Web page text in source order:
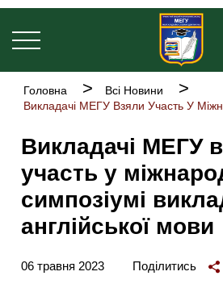
Перейти
до
основного
вмісту
Основна
Рядок
навіґації
Головна
Всі Новини
Викладачі МЕГУ
участь у
симпозіумі
англійської мови
06 травня 2023 Поділитись